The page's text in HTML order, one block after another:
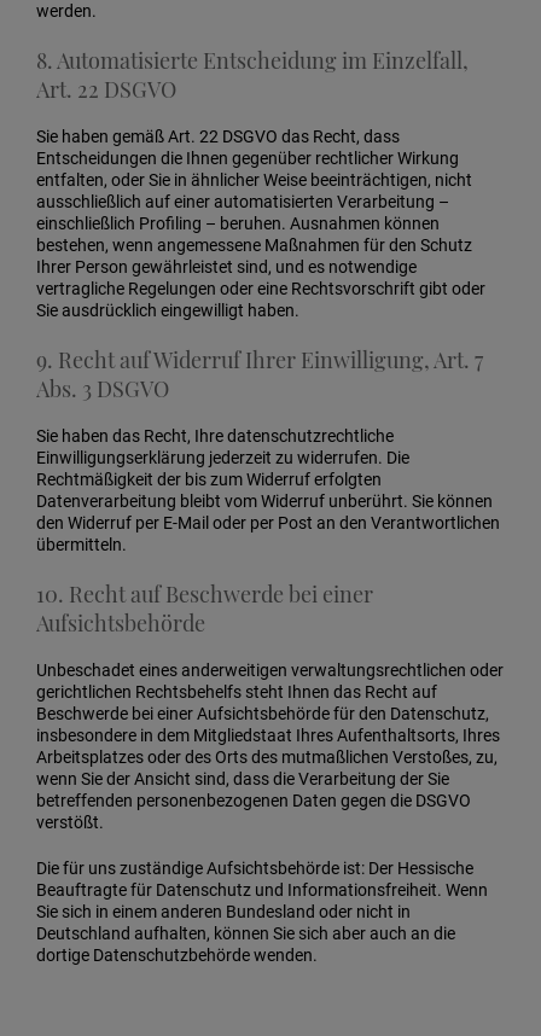
werden.
8. Automatisierte Entscheidung im Einzelfall,
Art. 22 DSGVO
Sie haben gemäß Art. 22 DSGVO das Recht, dass
Entscheidungen die Ihnen gegenüber rechtlicher Wirkung
entfalten, oder Sie in ähnlicher Weise beeinträchtigen, nicht
ausschließlich auf einer automatisierten Verarbeitung –
einschließlich Profiling – beruhen. Ausnahmen können
bestehen, wenn angemessene Maßnahmen für den Schutz
Ihrer Person gewährleistet sind, und es notwendige
vertragliche Regelungen oder eine Rechtsvorschrift gibt oder
Sie ausdrücklich eingewilligt haben.
9. Recht auf Widerruf Ihrer Einwilligung, Art. 7
Abs. 3 DSGVO
Sie haben das Recht, Ihre datenschutzrechtliche
Einwilligungserklärung jederzeit zu widerrufen. Die
Rechtmäßigkeit der bis zum Widerruf erfolgten
Datenverarbeitung bleibt vom Widerruf unberührt. Sie können
den Widerruf per E-Mail oder per Post an den Verantwortlichen
übermitteln.
10. Recht auf Beschwerde bei einer
Aufsichtsbehörde
Unbeschadet eines anderweitigen verwaltungsrechtlichen oder
gerichtlichen Rechtsbehelfs steht Ihnen das Recht auf
Beschwerde bei einer Aufsichtsbehörde für den Datenschutz,
insbesondere in dem Mitgliedstaat Ihres Aufenthaltsorts, Ihres
Arbeitsplatzes oder des Orts des mutmaßlichen Verstoßes, zu,
wenn Sie der Ansicht sind, dass die Verarbeitung der Sie
betreffenden personenbezogenen Daten gegen die DSGVO
verstößt.
Die für uns zuständige Aufsichtsbehörde ist: Der Hessische
Beauftragte für Datenschutz und Informationsfreiheit. Wenn
Sie sich in einem anderen Bundesland oder nicht in
Deutschland aufhalten, können Sie sich aber auch an die
dortige Datenschutzbehörde wenden.